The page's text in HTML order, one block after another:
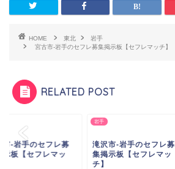
HOME 東北
岩手
宮古市-岩手のセフレ募集掲示板【セフレマッチ】
RELATED POST
市-岩手のセフレ募
示板【セフレマッ
岩手
釜石市-岩手のセフレ募
集掲示板【セフレマッ
チ】